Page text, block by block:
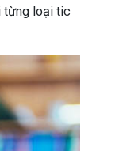
từng loại tic